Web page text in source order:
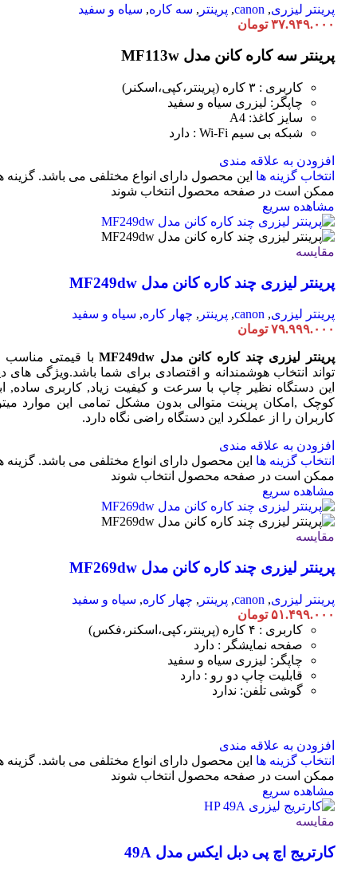
پرینتر لیزری,
canon
, پرینتر , سه کاره, سیاه و سفید
۳۷.۹۴۹.۰۰۰ تومان
پرینتر سه کاره کانن مدل MF113w
کاربری : ۳ کاره (پرینتر،کپی،اسکنر)
چاپگر: لیزری سیاه و سفید
سایز کاغذ: A4
شبکه بی سیم Wi-Fi : دارد
افزودن به علاقه مندی
انتخاب گزینه ها این محصول دارای انواع مختلفی می باشد. گزینه
ممکن است در صفحه محصول انتخاب شوند
مشاهده سریع
مقایسه
پرینتر لیزری چند کاره کانن مدل MF249dw
پرینتر لیزری,
canon
, پرینتر , چهار کاره, سیاه و سفید
۷۹.۹۹۹.۰۰۰ تومان
پرینتر لیزری چند کاره کانن مدل MF249dw
با قیمتی
تواند انتخاب هوشمندانه و اقتصادی برای شما باشد.ویژگی های
این دستگاه نظیر چاپ با سرعت و کیفیت زیاد, کاربری ساده,
کوچک ,امکان پرینت متوالی بدون مشکل تمامی این موارد
کاربران را از عملکرد این دستگاه راضی نگاه دارد.
افزودن به علاقه مندی
انتخاب گزینه ها این محصول دارای انواع مختلفی می باشد. گزینه
ممکن است در صفحه محصول انتخاب شوند
مشاهده سریع
مقایسه
پرینتر لیزری چند کاره کانن مدل MF269dw
پرینتر لیزری,
canon
, پرینتر , چهار کاره, سیاه و سفید
۵۱.۴۹۹.۰۰۰ تومان
کاربری : ۴ کاره (پرینتر،کپی،اسکنر،فکس)
صفحه نمایشگر : دارد
چاپگر: لیزری سیاه و سفید
قابلیت چاپ دو رو : دارد
گوشی تلفن: ندارد
افزودن به علاقه مندی
انتخاب گزینه ها این محصول دارای انواع مختلفی می باشد. گزینه
ممکن است در صفحه محصول انتخاب شوند
مشاهده سریع
مقایسه
کارتریج اچ پی دبل ایکس مدل 49A